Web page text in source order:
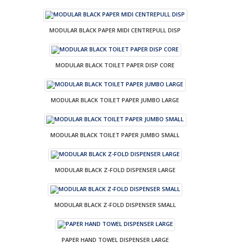
MODULAR BLACK PAPER MIDI CENTREPULL DISP
MODULAR BLACK TOILET PAPER DISP CORE
MODULAR BLACK TOILET PAPER JUMBO LARGE
MODULAR BLACK TOILET PAPER JUMBO SMALL
MODULAR BLACK Z-FOLD DISPENSER LARGE
MODULAR BLACK Z-FOLD DISPENSER SMALL
PAPER HAND TOWEL DISPENSER LARGE